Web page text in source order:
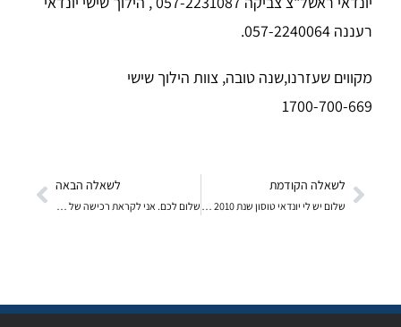
רעננה 057-2240064.
מקווים שעזרנו,שנה טובה, צוות הילוך שישי
1700-700-669
לשאלה הקודמת לשאלה הבאה